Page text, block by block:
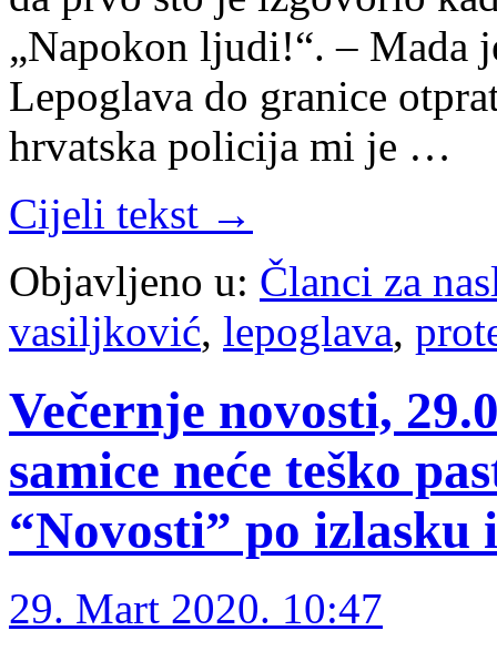
„Napokon ljudi!“. – Mada
Lepoglava do granice
hrvatska policija mi je …
Cijeli tekst →
Objavljeno u: Članci za
vasiljković, lepoglava,
Večernje novosti,
samice neće teško
“Novosti” po
29. Mart 2020. 10:47